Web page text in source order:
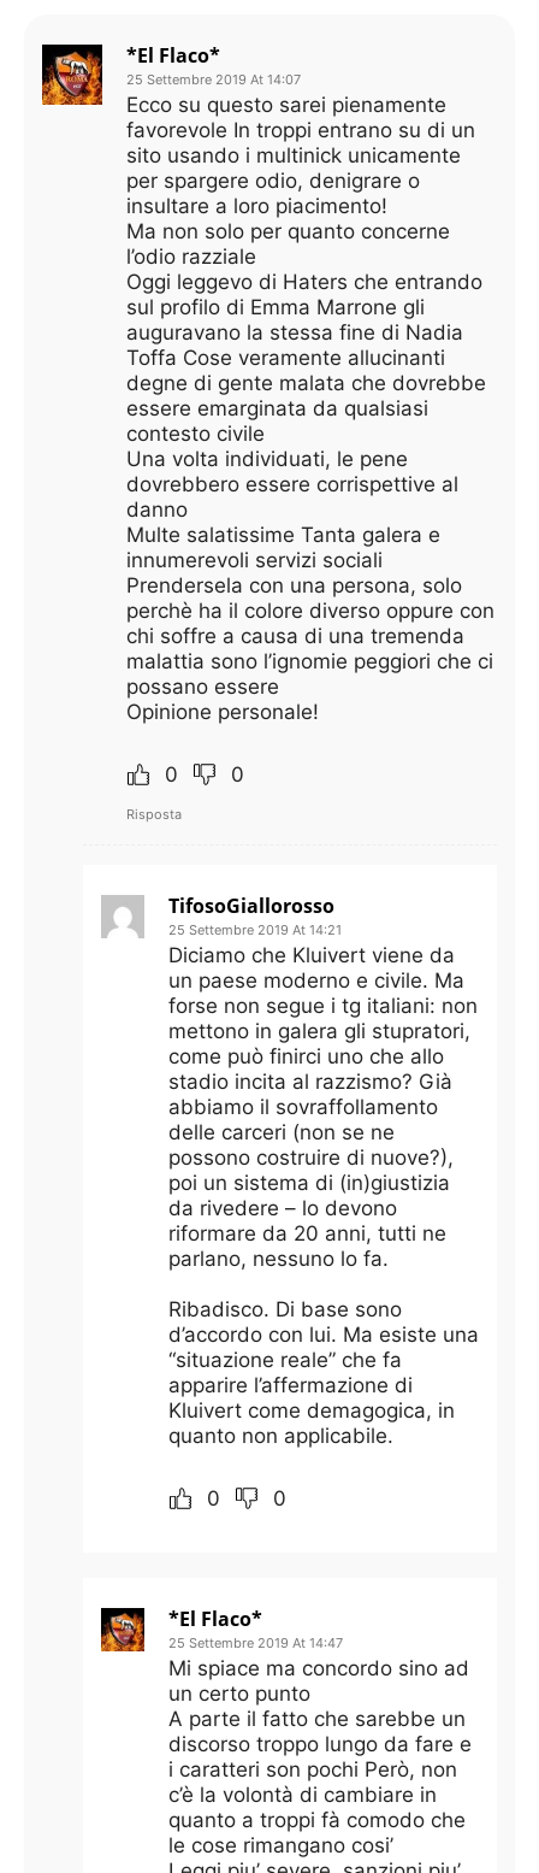
*El Flaco*
25 Settembre 2019 At 14:07
Ecco su questo sarei pienamente
favorevole In troppi entrano su di un
sito usando i multinick unicamente
per spargere odio, denigrare o
insultare a loro piacimento!
Ma non solo per quanto concerne
l’odio razziale
Oggi leggevo di Haters che entrando
sul profilo di Emma Marrone gli
auguravano la stessa fine di Nadia
Toffa Cose veramente allucinanti
degne di gente malata che dovrebbe
essere emarginata da qualsiasi
contesto civile
Una volta individuati, le pene
dovrebbero essere corrispettive al
danno
Multe salatissime Tanta galera e
innumerevoli servizi sociali
Prendersela con una persona, solo
perchè ha il colore diverso oppure con
chi soffre a causa di una tremenda
malattia sono l’ignomie peggiori che ci
possano essere
Opinione personale!
0 0
Risposta
TifosoGiallorosso
25 Settembre 2019 At 14:21
Diciamo che Kluivert viene da
un paese moderno e civile. Ma
forse non segue i tg italiani: non
mettono in galera gli stupratori,
come può finirci uno che allo
stadio incita al razzismo? Già
abbiamo il sovraffollamento
delle carceri (non se ne
possono costruire di nuove?),
poi un sistema di (in)giustizia
da rivedere – lo devono
riformare da 20 anni, tutti ne
parlano, nessuno lo fa.
Ribadisco. Di base sono
d’accordo con lui. Ma esiste una
“situazione reale” che fa
apparire l’affermazione di
Kluivert come demagogica, in
quanto non applicabile.
0 0
*El Flaco*
25 Settembre 2019 At 14:47
Mi spiace ma concordo sino ad
un certo punto
A parte il fatto che sarebbe un
discorso troppo lungo da fare e
i caratteri son pochi Però, non
c’è la volontà di cambiare in
quanto a troppi fà comodo che
le cose rimangano cosi’